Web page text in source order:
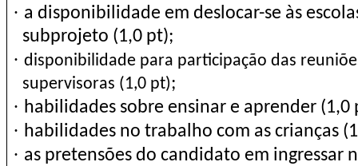
· a disponibilidade em deslocar-se às
subprojeto (1,0 pt);
·disponibilidade para participação das
supervisoras (1,0 pt);
· habilidades sobre ensinar e aprender (1,0
· habilidades no trabalho com as crianças
· as pretensões do candidato em ingressar